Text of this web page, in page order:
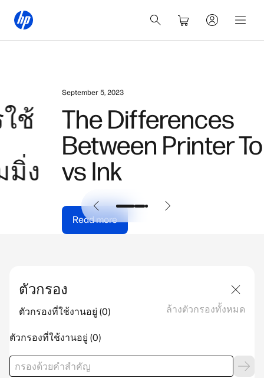
September 5, 2023
The Differences
Between Printer Toner
vs Ink
ตัวกรอง
ตัวกรองที่ใช้งานอยู่ ล้างตัวกรองทั้งหมด
ตัวกรองที่ใช้งานอยู่